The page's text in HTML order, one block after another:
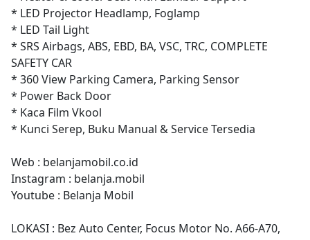
* LED Projector Headlamp, Foglamp
* LED Tail Light
* SRS Airbags, ABS, EBD, BA, VSC, TRC, COMPLETE
SAFETY CAR
* 360 View Parking Camera, Parking Sensor
* Power Back Door
* Kaca Film Vkool
* Kunci Serep, Buku Manual & Service Tersedia
Web : belanjamobil.co.id
Instagram : belanja.mobil
Youtube : Belanja Mobil
LOKASI : Bez Auto Center, Focus Motor No. A66-A70,